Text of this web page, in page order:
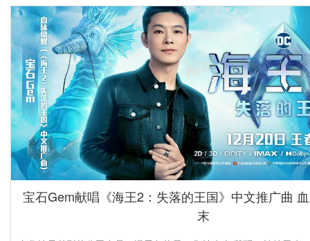
林更新《新游记》热血排球赛成功上分 躲球战
人气演员林更新全新综艺腾讯视频《新游记》近日更新。《新游记
人秀，由六个率真桀骜的···…
宝石Gem献唱《海王2：失落的王国》中文推广曲
末